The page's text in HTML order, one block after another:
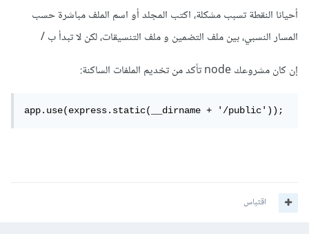
أحيانا النقطة تسبب مشكلة، اكتب المجلد أو اسم الملف مباشرة حسب
المسار النسبي، بين ملف التضمين و ملف التنسيقات، لكن لا تبدأ ب /
إن كان مشروعك node تأكد من تخديم الملفات الساكنة:
app.use(express.static(__dirname + '/public'));
اقتباس